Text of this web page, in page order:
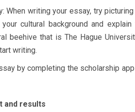
When writing your essay, try
cultural background and
beehive that is The Hague
writing.
by completing the scholarship
and results